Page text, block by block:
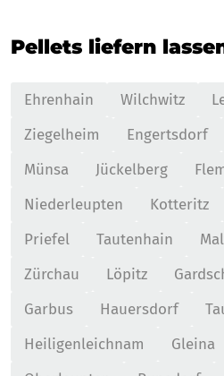
Pellets liefern
Ehrenhain Wilchwitz
Ziegelheim
Engertsdorf
Münsa
Jückelberg
Niederleupten
Kotteritz
Priefel
Tautenhain
Zürchau
Löpitz
Garbus
Hauersdorf
Heiligenleichnam
Gleina